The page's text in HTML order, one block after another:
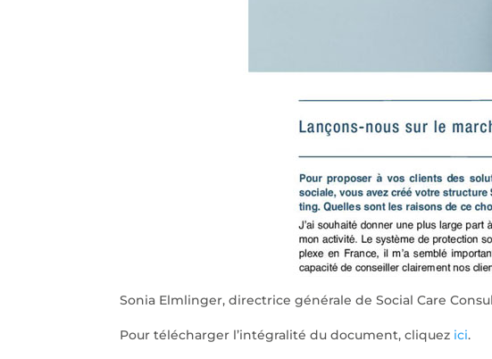
Sonia Elmlinger, directrice générale de Social Care
Pour télécharger l’intégralité du document, cliquez ici.